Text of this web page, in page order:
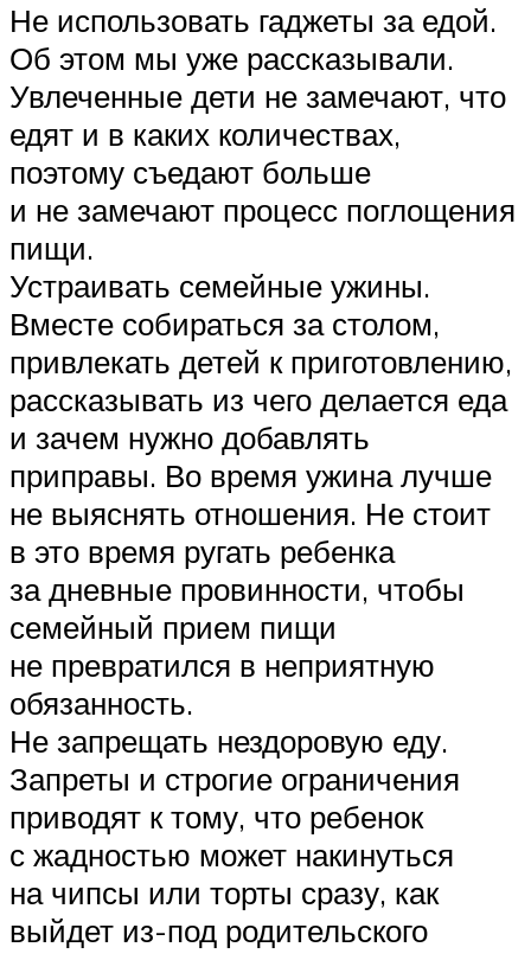
Не использовать гаджеты за едой.
Об этом мы уже рассказывали.
Увлеченные дети не замечают, что
едят и в каких количествах,
поэтому съедают больше
и не замечают процесс поглощения
пищи.
Устраивать семейные ужины.
Вместе собираться за столом,
привлекать детей к приготовлению,
рассказывать из чего делается еда
и зачем нужно добавлять
приправы. Во время ужина лучше
не выяснять отношения. Не стоит
в это время ругать ребенка
за дневные провинности, чтобы
семейный прием пищи
не превратился в неприятную
обязанность.
Не запрещать нездоровую еду.
Запреты и строгие ограничения
приводят к тому, что ребенок
с жадностью может накинуться
на чипсы или торты сразу, как
выйдет из-под родительского